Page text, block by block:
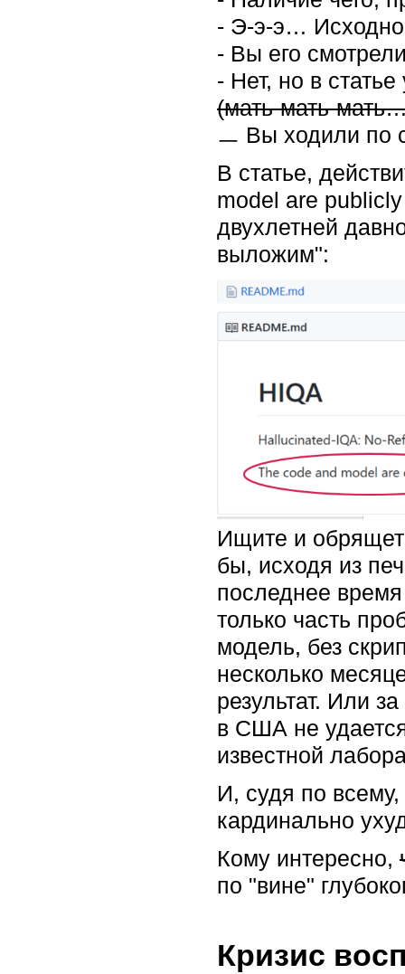
- Э-э-э…
- Вы его
- Нет, но в
(мать-мать-
ㅡ Вы ходили по
В статье,
model are
двухлетней
выложим"‎:
Ищите и
бы, исходя из
последнее
только часть
модель, без
несколько
результат. Или
в США не удается
известной
И, судя по
кардинально
Кому интересно,
по "вине"‎
Кризис